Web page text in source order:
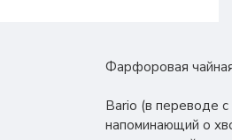
Фарфоровая
Bario (в переводе
напоминающий о